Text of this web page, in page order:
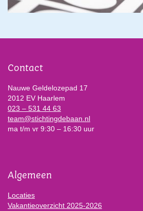
Contact
Nauwe Geldelozepad 17
2012 EV Haarlem
023 – 531 44 63
team@stichtingdebaan.nl
ma t/m vr 9:30 – 16:30 uur
Algemeen
Locaties
Vakantieoverzicht 2025-2026